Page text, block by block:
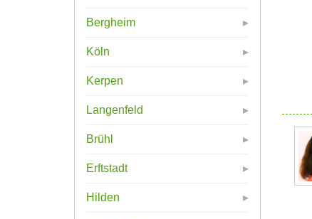
Bergheim
Köln
Kerpen
Langenfeld
Brühl
Erftstadt
Hilden